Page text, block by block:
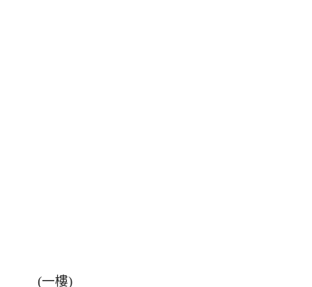
(一樓)